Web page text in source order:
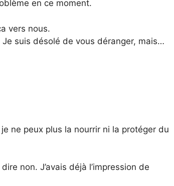
en ce moment.
vers nous.
suis désolé de vous déranger, mais…
je ne peux plus la nourrir ni la protéger du
non. J’avais déjà l’impression de